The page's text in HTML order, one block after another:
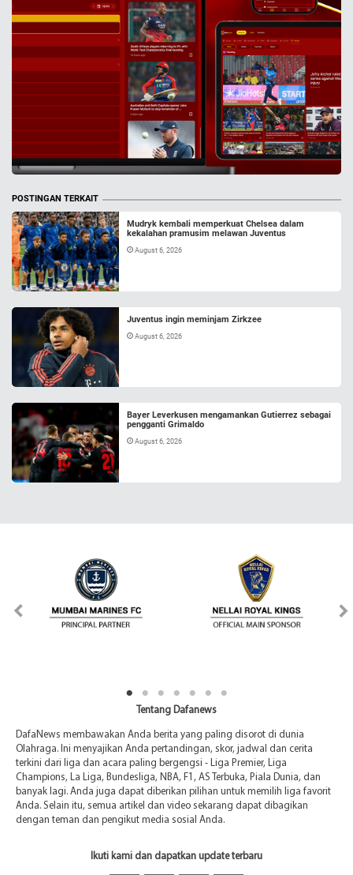
POSTINGAN TERKAIT
Mudryk kembali memperkuat Chelsea dalam
kekalahan pramusim melawan Juventus
August 6, 2026
Juventus ingin meminjam Zirkzee
August 6, 2026
Bayer Leverkusen mengamankan Gutierrez sebagai
pengganti Grimaldo
August 6, 2026
Tentang Dafanews
DafaNews membawakan Anda berita yang paling disorot di dunia
Olahraga. Ini menyajikan Anda pertandingan, skor, jadwal dan cerita
terkini dari liga dan acara paling bergengsi - Liga Premier, Liga
Champions, La Liga, Bundesliga, NBA, F1, AS Terbuka, Piala Dunia, dan
banyak lagi. Anda juga dapat diberikan pilihan untuk memilih liga favorit
Anda. Selain itu, semua artikel dan video sekarang dapat dibagikan
dengan teman dan pengikut media sosial Anda.
Ikuti kami dan dapatkan update terbaru